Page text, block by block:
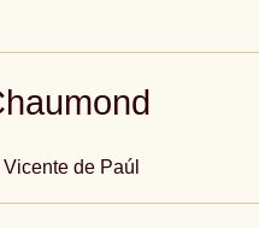
de Paúl